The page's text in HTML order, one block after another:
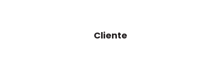
Cliente